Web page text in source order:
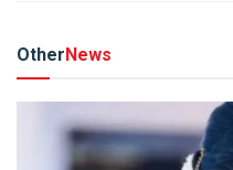
Other News